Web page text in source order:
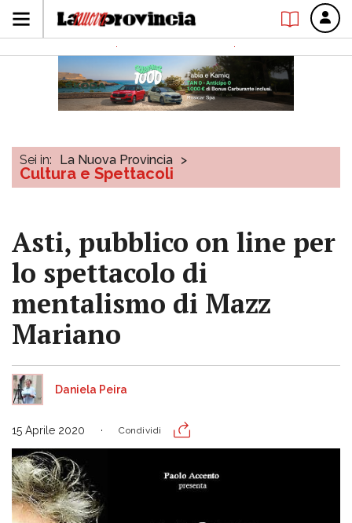
Sei in: La Nuova Provincia >
Cultura e Spettacoli
Asti, pubblico on line per
lo spettacolo di
mentalismo di Mazz
Mariano
Daniela Peira
15 Aprile 2020 Condividi